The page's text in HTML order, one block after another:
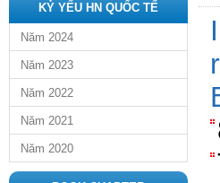
KỶ YẾU HN QUỐC TẾ
Năm 2024
Năm 2023
Năm 2022
Năm 2021
Năm 2020